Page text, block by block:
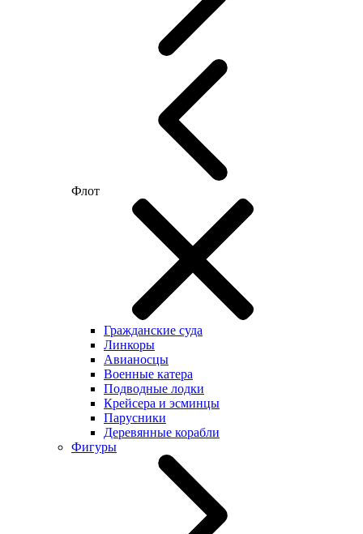
Флот
Гражданские суда
Линкоры
Авианосцы
Военные катера
Подводные лодки
Крейсера и эсминцы
Парусники
Деревянные корабли
Фигуры